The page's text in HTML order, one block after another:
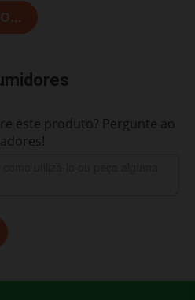
este produto? Pergunte ao